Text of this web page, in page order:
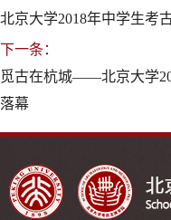
北京大学2018年中学生考
下一条：
觅古在杭城——北京大学
落幕